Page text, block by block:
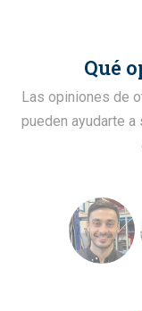
Qué
Las opiniones de
pueden ayudarte